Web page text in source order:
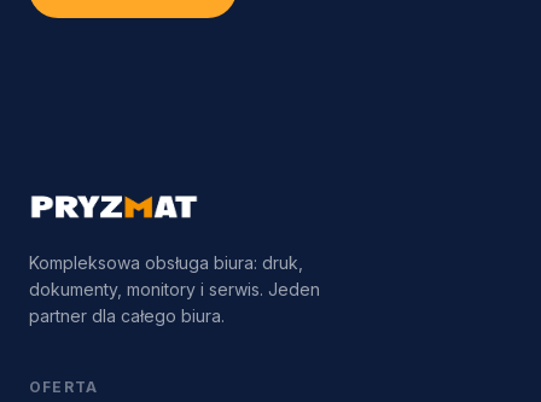
Kompleksowa obsługa biura: druk,
dokumenty, monitory i serwis. Jeden
partner dla całego biura.
OFERTA